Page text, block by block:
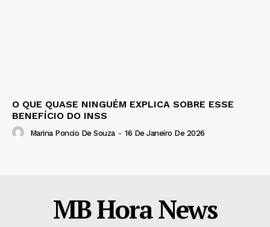
O QUE QUASE NINGUÉM EXPLICA SOBRE ESSE
BENEFÍCIO DO INSS
Marina Poncio De Souza - 16 De Janeiro De 2026
MB Hora News